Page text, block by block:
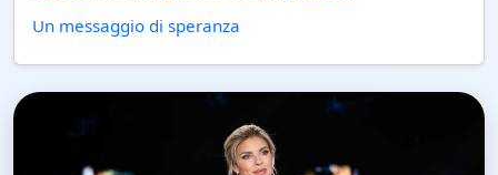
Un messaggio di speranza